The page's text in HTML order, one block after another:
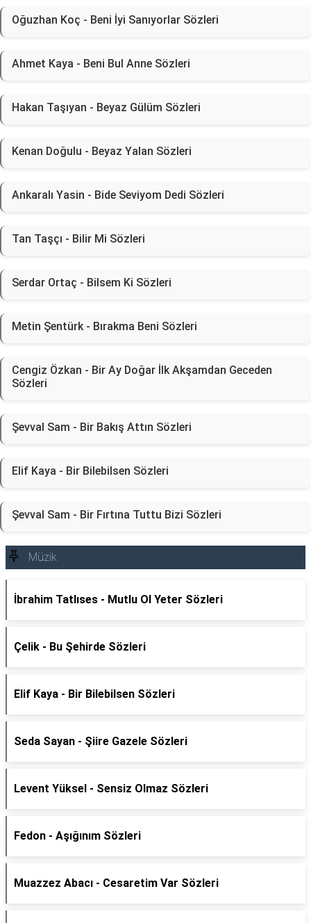
Oğuzhan Koç - Beni İyi Sanıyorlar Sözleri
Ahmet Kaya - Beni Bul Anne Sözleri
Hakan Taşıyan - Beyaz Gülüm Sözleri
Kenan Doğulu - Beyaz Yalan Sözleri
Ankaralı Yasin - Bide Seviyom Dedi Sözleri
Tan Taşçı - Bilir Mi Sözleri
Serdar Ortaç - Bilsem Ki Sözleri
Metin Şentürk - Bırakma Beni Sözleri
Cengiz Özkan - Bir Ay Doğar İlk Akşamdan Geceden
Sözleri
Şevval Sam - Bir Bakış Attın Sözleri
Elif Kaya - Bir Bilebilsen Sözleri
Şevval Sam - Bir Fırtına Tuttu Bizi Sözleri
Müzik
İbrahim Tatlıses - Mutlu Ol Yeter Sözleri
Çelik - Bu Şehirde Sözleri
Elif Kaya - Bir Bilebilsen Sözleri
Seda Sayan - Şiire Gazele Sözleri
Levent Yüksel - Sensiz Olmaz Sözleri
Fedon - Aşığınım Sözleri
Muazzez Abacı - Cesaretim Var Sözleri